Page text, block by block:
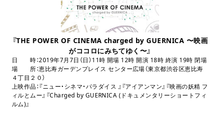
『THE POWER OF CINEMA charged by GUERNICA 〜映画
がココロにみちてゆく〜』
日 時：2019年7月7日（日）11時 開場 12時 開演 18時 終演 19時 閉場
場 所：恵比寿ガーデンプレイス センター広場（東京都渋谷区恵比寿
４丁目２０）
上映作品：『ニュー・シネマ・パラダイス 』『アイアンマン』『映画の妖精 フ
ィルとムー』『Charged by GUERNICA (ドキュメンタリーショートフィ
ルム)』